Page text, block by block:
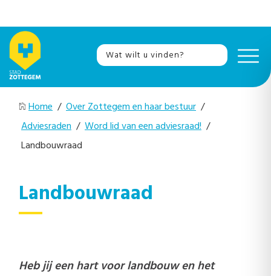
Home / Over Zottegem en haar bestuur /
Adviesraden / Word lid van een adviesraad! /
Landbouwraad
Landbouwraad
Heb jij een hart voor landbouw en het